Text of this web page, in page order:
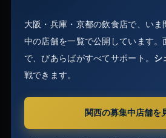
大阪・兵庫・京都の飲食店で、い
中の店舗を一覧で公開しています。
で、びあらばがすべてサポート。 シ
戦できます。
関西の募集中店舗を